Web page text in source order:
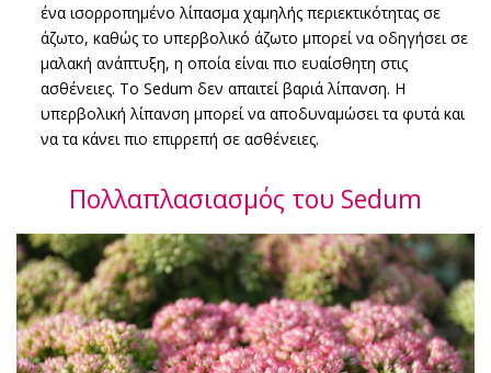
ένα ισορροπημένο λίπασμα χαμηλής περιεκτικότητας σε
άζωτο, καθώς το υπερβολικό άζωτο μπορεί να οδηγήσει σε
μαλακή ανάπτυξη, η οποία είναι πιο ευαίσθητη στις
ασθένειες. Το Sedum δεν απαιτεί βαριά λίπανση. Η
υπερβολική λίπανση μπορεί να αποδυναμώσει τα φυτά και
να τα κάνει πιο επιρρεπή σε ασθένειες.
Πολλαπλασιασμός του Sedum